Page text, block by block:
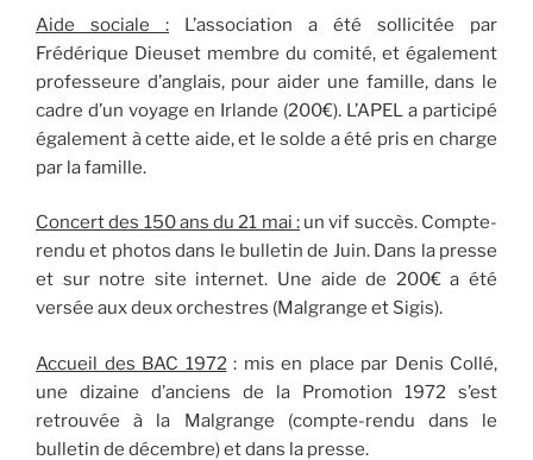
Aide sociale : L’association a été sollicitée par
Frédérique Dieuset membre du comité, et également
professeure d’anglais, pour aider une famille, dans le
cadre d’un voyage en Irlande (200€). L’APEL a participé
également à cette aide, et le solde a été pris en charge
par la famille.
Concert des 150 ans du 21 mai :un vif succès. Compte-
rendu et photos dans le bulletin de Juin. Dans la presse
et sur notre site internet. Une aide de 200€ a été
versée aux deux orchestres (Malgrange et Sigis).
Accueil des BAC 1972: mis en place par Denis Collé,
une dizaine d’anciens de la Promotion 1972 s’est
retrouvée à la Malgrange (compte-rendu dans le
bulletin de décembre) et dans la presse.